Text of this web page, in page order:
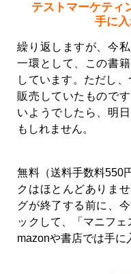
テストマーケティ
手に入
繰り返しますが、今
一環として、この書
しています。ただし
販売していたもので
いようでしたら、明
もしれません。
無料（送料手数料550
クはほとんどありま
グが終了する前に、
ックして、「マニフ
mazonや書店では手に